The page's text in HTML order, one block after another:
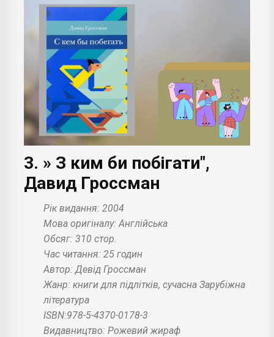
3. » З ким би побігати",
Давид Гроссман
Рік видання: 2004
Мова оригіналу: Англійська
Обсяг: 310 стор.
Час читання: 25 годин
Автор: Девід Гроссман
Жанр: книги для підлітків, сучасна Зарубіжна
література
ISBN:978-5-4370-0178-3
Видавництво: Рожевий жираф